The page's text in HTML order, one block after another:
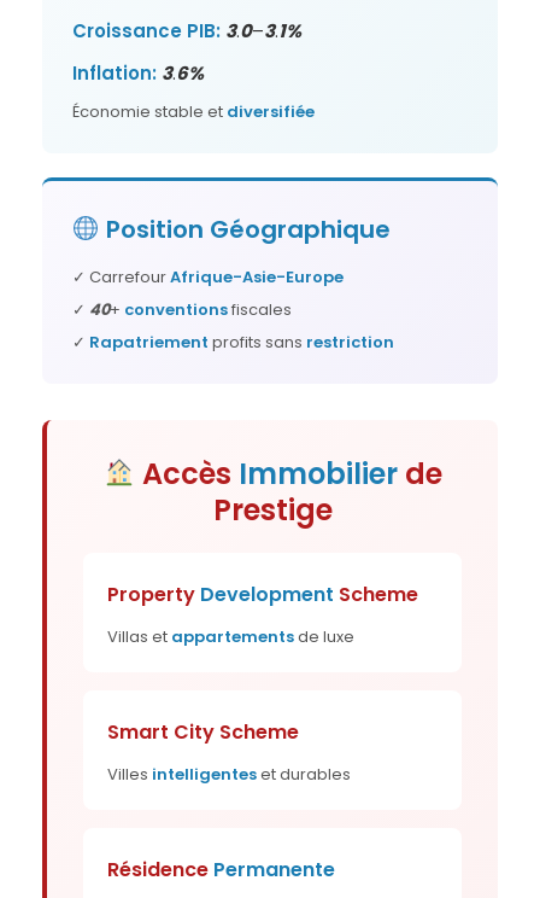
Croissance PIB: 3.0–3.1%
Inflation: 3.6%
Économie stable et diversifiée
Position Géographique
✓ CarrefourAfrique-Asie-Europe
✓ 40+ conventionsfiscales
✓ Rapatriement profits sans restriction
Accès Immobilier de
Prestige
Property Development Scheme
Villas et appartementsde luxe
Smart City Scheme
Villes intelligenteset durables
Résidence Permanente